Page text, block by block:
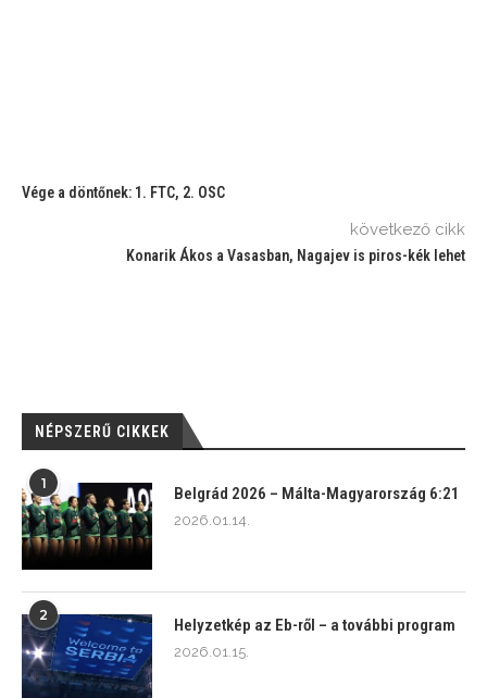
Vége a döntőnek: 1. FTC, 2. OSC
következő cikk
Konarik Ákos a Vasasban, Nagajev is piros-kék lehet
NÉPSZERŰ CIKKEK
1
Belgrád 2026 – Málta-Magyarország 6:21
2026.01.14.
2
Helyzetkép az Eb-ről – a további program
2026.01.15.